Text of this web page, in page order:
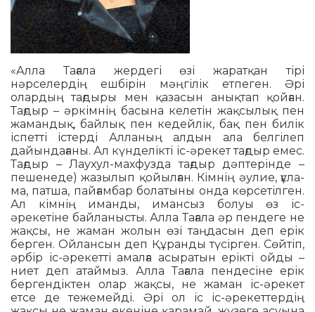
«Алла Тағала жердегі өзі жаратқан тірі
нәрселердің ешбірін мәңгілік етпеген. Әрі
олардың тағдыры мен қазасын анықтап қойған.
Тағдыр – әркімнің ба­сына келетін жақсылық пен
жамандық, байлық пен кедейлік, бақ пен билік
іспетті істерді Алланың алдын ала бел­гі­леп
дайындағаны. Ал күнделікті іс-әре­кет тағдыр емес.
Тағдыр – Лаухул-ма­хфузда тағдыр дәптерінде –
пешенеде) жазылып қойылған. Кімнің әулие, ғұла­
ма, патша, пайғамбар болатыны онда көр­сетілген.
Ал кімнің иманды, имансыз болуы өз іс-
әрекетіне байланысты. Алла Тағала әр пендеге не
жақсы, не жа­ман жолын өзі таңдасын деп ерік
берген. Ойлансын деп Құранды түсірген. Сөйтіп,
әрбір іс-әрекетті амалға асыратын ерікті ойды –
ниет деп атаймыз. Алла Тағала пен­десіне ерік
бергендіктен олар жақсы, не жаман іс-әрекет
етсе де тежемейді. Әрі ол іс іс-әрекеттердің